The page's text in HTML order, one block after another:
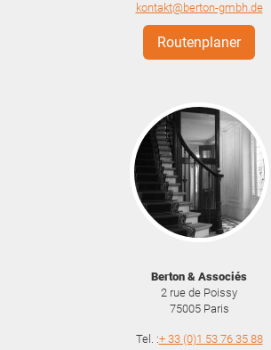
kontakt@berton-gmbh.de
Routenplaner
Berton & Associés
2 rue de Poissy
75005 Paris
Tel. :+ 33 (0)1 53 76 35 88